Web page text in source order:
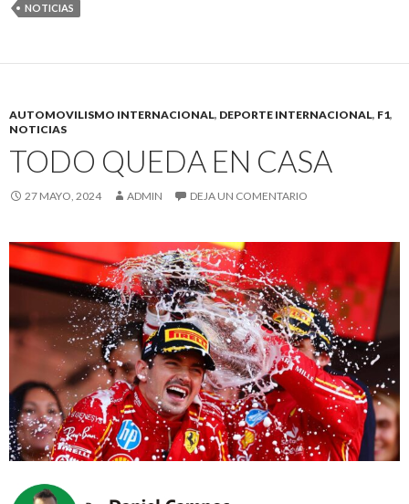
NOTICIAS
AUTOMOVILISMO INTERNACIONAL, DEPORTE INTERNACIONAL, F1,
NOTICIAS
TODO QUEDA EN CASA
27 MAYO, 2024 ADMIN DEJA UN COMENTARIO